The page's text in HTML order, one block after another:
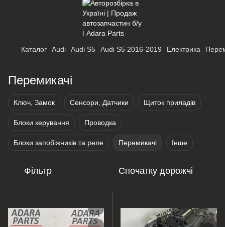
Каталог Audi Audi S5 Audi S5 2016-2019 Електрика
Перемикачі
Ключ, Замок Сенсори, Датчики Щиток приладів
Блоки керування Проводка
Блоки запобіжників та реле Перемикачі Інше
Фільтр Спочатку дорожчі